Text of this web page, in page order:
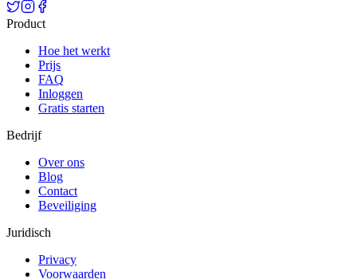
Product
Hoe het werkt
Prijs
FAQ
Inloggen
Gratis starten
Bedrijf
Over ons
Blog
Contact
Beveiliging
Juridisch
Privacy
Voorwaarden